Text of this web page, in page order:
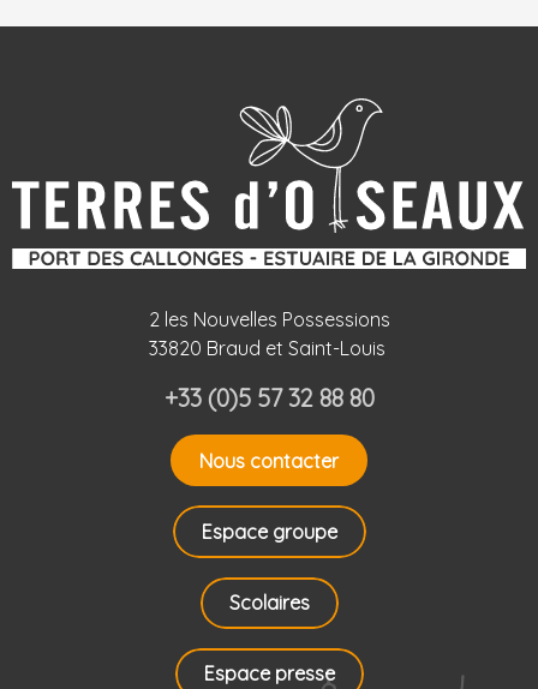
2 les Nouvelles Possessions
33820 Braud et Saint-Louis
+33 (0)5 57 32 88 80
Nous contacter
Espace groupe
Scolaires
Espace presse